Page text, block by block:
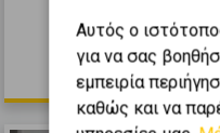
1971
130.000 €
Αυτός ο
για να σας
εμπειρία
καθώς και να